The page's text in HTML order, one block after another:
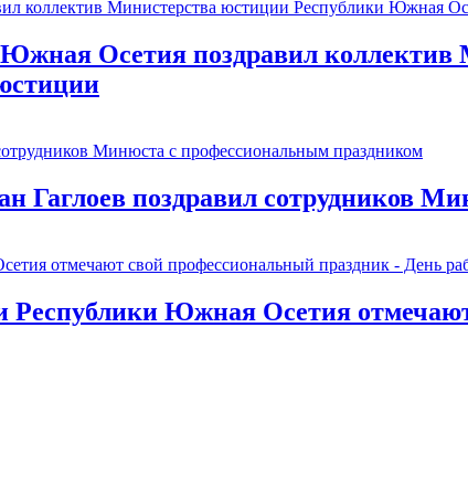
Осетия поздравил
Гаглоев поздравил сотрудников
Республики Южная Осетия